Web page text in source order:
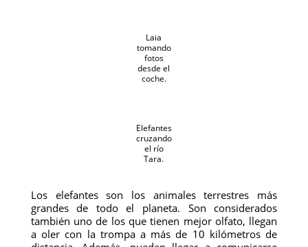
Laia
tomando
fotos
desde el
coche.
Elefantes
cruzando
el río
Tara.
Los elefantes son los animales terrestres más
grandes de todo el planeta. Son considerados
también uno de los que tienen mejor olfato, llegan
a oler con la trompa a más de 10 kilómetros de